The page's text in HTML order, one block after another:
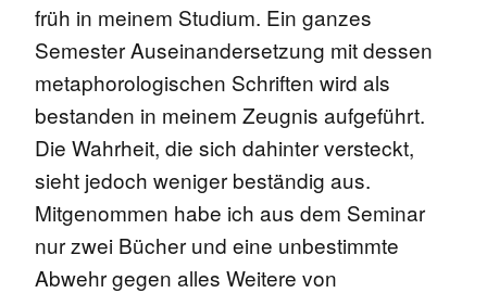
früh in meinem Studium. Ein ganzes
Semester Auseinandersetzung mit dessen
metaphorologischen Schriften wird als
bestanden in meinem Zeugnis aufgeführt.
Die Wahrheit, die sich dahinter versteckt,
sieht jedoch weniger beständig aus.
Mitgenommen habe ich aus dem Seminar
nur zwei Bücher und eine unbestimmte
Abwehr gegen alles Weitere von